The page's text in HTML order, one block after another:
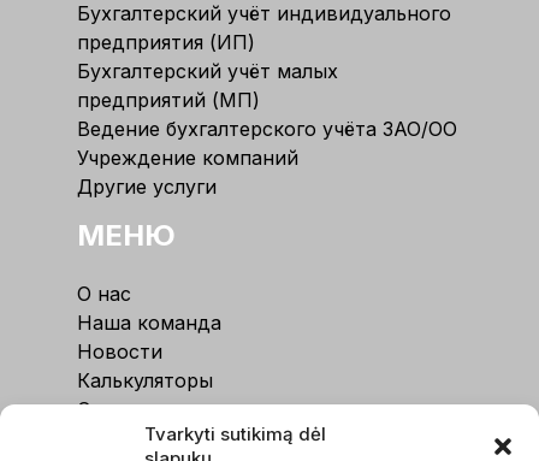
Tvarkyti sutikimą dėl
Бухгалтерский учёт индивидуального
предприятия (ИП)
Бухгалтерский учёт малых
предприятий (МП)
Ведение бухгалтерского учёта ЗАО/ОО
Учреждение компаний
Другие услуги
МЕНЮ
О нас
Наша команда
Новости
Калькуляторы
Отзывы
Контакты